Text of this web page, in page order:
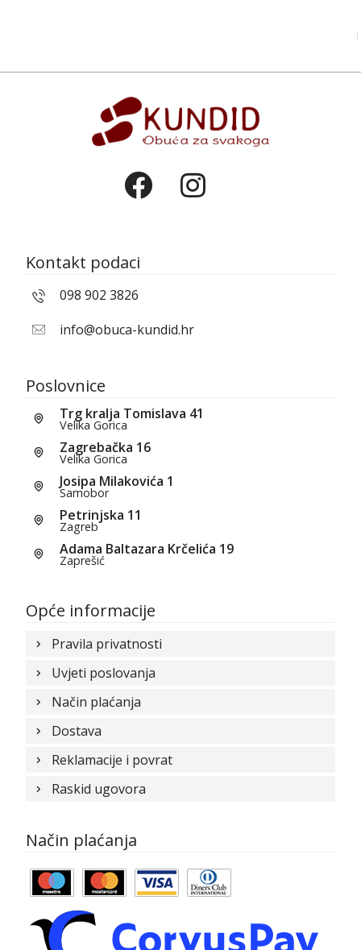
Kontakt podaci
098 902 3826
info@obuca-kundid.hr
Poslovnice
Trg kralja Tomislava 41
Velika Gorica
Zagrebačka 16
Velika Gorica
Josipa Milakovića 1
Samobor
Petrinjska 11
Zagreb
Adama Baltazara Krčelića 19
Zaprešić
Opće informacije
Pravila privatnosti
Uvjeti poslovanja
Način plaćanja
Dostava
Reklamacije i povrat
Raskid ugovora
Način plaćanja